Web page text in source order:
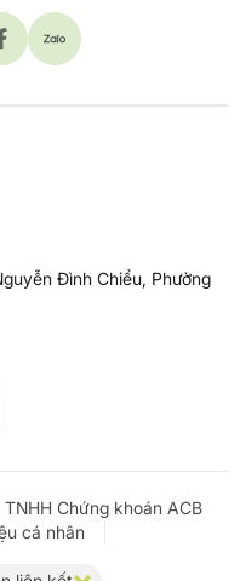
Đình Chiểu, Phường
Chứng khoán ACB
cá nhân